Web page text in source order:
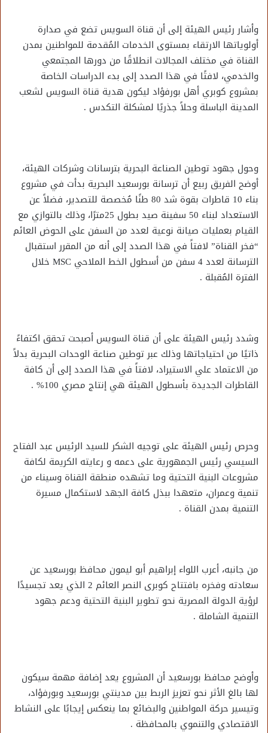
وأشار رئيس الهيئة إلى أن قناة السويس تضع في صدارة
أولوياتها الارتقاء بمستوى الخدمات المُقدمة للمواطنين بمدن
القناة في مختلف المجالات انطلاقًا من دورها المجتمعي
والخدمي، لافتًا في هذا الصدد إلى بدء الدراسات الخاصة
بمشروع كوبري أهل بورفؤاد ليكون هدية قناة السويس لشعب
المدينة الباسلة وحلاً جذريًا لمشكلة التكدس .
وحول جهود توطين الصناعة البحرية بترسانات وشركات الهيئة،
أوضح الفريق ربيع أن ترسانة بورسعيد البحرية بدأت في مشروع
بناء 10 قاطرات بقوة شد 80 طنًا مُخصصة للتصدير، فضلاً عن
الاستعداد لبناء 50 سفينة صيد بطول 25مترًا، وذلك بالتوازي مع
القيام بعمليات صيانة نوعية لعدد من السفن على الحوض العائم
“فخر القناة” لافتاً في هذا الصدد إلى أنه من المقرر استقبال
الترسانة لعدد 4 سفن من أسطول الخط الملاحي MSC خلال
الفترة المُقبلة .
وشدد رئيس الهيئة على أن قناة السويس أصبحت تحقق اكتفاءً
ذاتيًا من احتياجاتها وذلك عبر توطين صناعة الوحدات البحرية بدلاً
من الاعتماد علي الاستيراد، لافتاً في هذا الصدد إلى أن كافة
القاطرات الجديدة بأسطول الهيئة هي إنتاج مصري 100% .
وحرص رئيس الهيئة على توجيه الشكر للسيد الرئيس عبد الفتاح
السيسي رئيس الجمهورية على دعمه و رعايته الكريمة لكافة
مشروعات البنية التحتية وما تشهده منطقة القناة وسيناء من
تنمية وعمران، متعهدا ببذل كافة الجهد لاستكمال مسيرة
التنمية بمدن القناة .
من جانبه، أعرب اللواء إبراهيم أبو ليمون محافظ بورسعيد عن
سعادته وفخره بافتتاح كوبرى النصر العائم 2 الذي يعد تجسيدًا
لرؤية الدولة المصرية نحو تطوير البنية التحتية ودعم جهود
التنمية الشاملة .
وأوضح محافظ بورسعيد أن المشروع يعد إضافة مهمة سيكون
لها بالغ الأثر نحو تعزيز الربط بين مدينتي بورسعيد وبورفؤاد،
وتيسير حركة المواطنين والبضائع بما ينعكس إيجابًا على النشاط
الاقتصادي والتنموي بالمحافظة .